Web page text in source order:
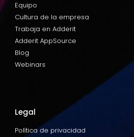
Equipo
Cultura de la empresa
Trabaja en Adderit
Adderit AppSource
Blog
Webinars
Legal
Política de privacidad